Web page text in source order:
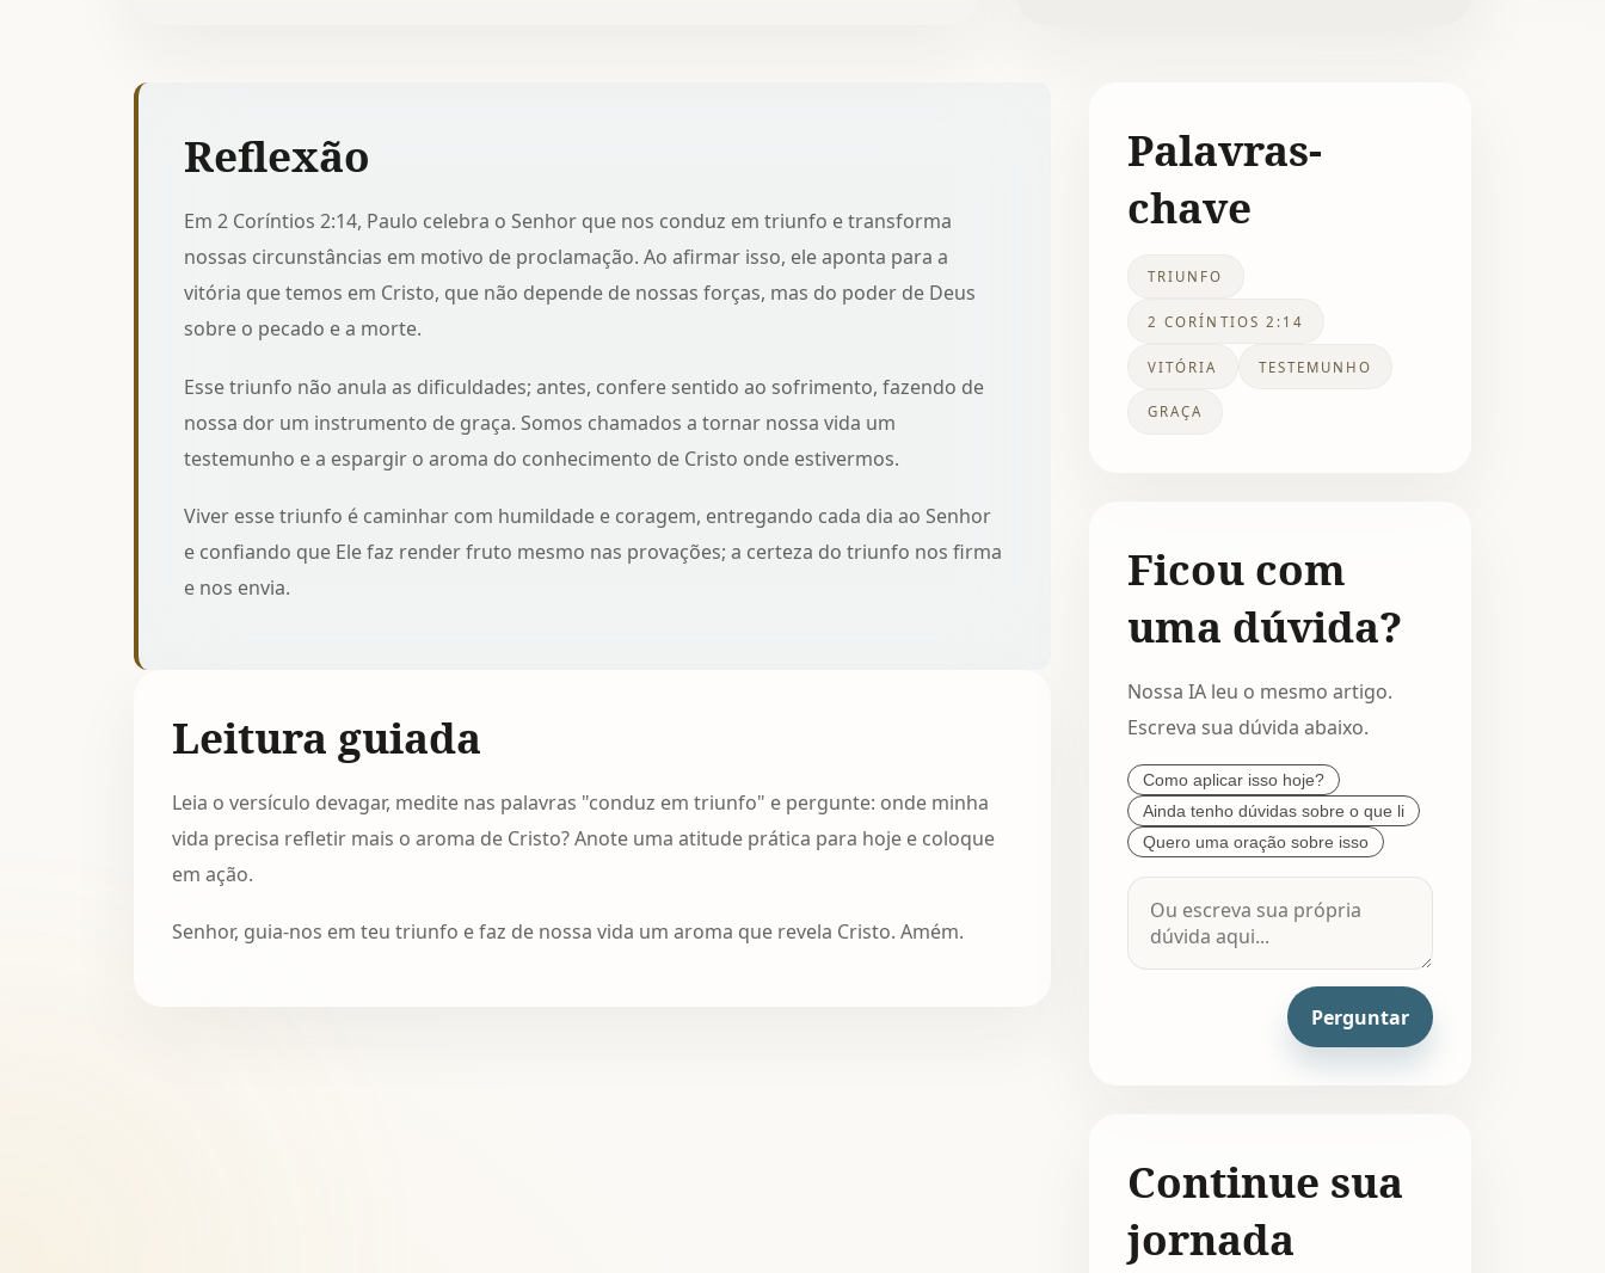
Reflexão
Em 2 Coríntios 2:14, Paulo celebra o Senhor que nos conduz em triunfo e transforma
nossas circunstâncias em motivo de proclamação. Ao afirmar isso, ele aponta para a
vitória que temos em Cristo, que não depende de nossas forças, mas do poder de Deus
sobre o pecado e a morte.
Esse triunfo não anula as dificuldades; antes, confere sentido ao sofrimento, fazendo de
nossa dor um instrumento de graça. Somos chamados a tornar nossa vida um
testemunho e a espargir o aroma do conhecimento de Cristo onde estivermos.
Viver esse triunfo é caminhar com humildade e coragem, entregando cada dia ao Senhor
e confiando que Ele faz render fruto mesmo nas provações; a certeza do triunfo nos firma
e nos envia.
Leitura guiada
Leia o versículo devagar, medite nas palavras "conduz em triunfo" e pergunte: onde minha
vida precisa refletir mais o aroma de Cristo? Anote uma atitude prática para hoje e coloque
em ação.
Senhor, guia-nos em teu triunfo e faz de nossa vida um aroma que revela Cristo. Amém.
Palavras-
chave
TRIUNFO
2 CORÍNTIOS 2:14
VITÓRIA TESTEMUNHO
GRAÇA
Ficou com
uma dúvida?
Nossa IA leu o mesmo artigo.
Escreva sua dúvida abaixo.
Como aplicar isso hoje?
Ainda tenho dúvidas sobre o que li
Quero uma oração sobre isso
Perguntar
Continue sua
jornada